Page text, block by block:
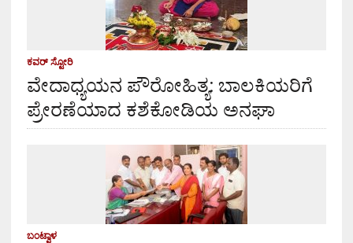
ಕವರ್ ಸ್ಟೋರಿ
ವೇದಾಧ್ಯಯನ ಪೌರೋಹಿತ್ಯ: ಬಾಲಕಿಯರಿಗೆ
ಪ್ರೇರಣೆಯಾದ ಕಶೆಕೋಡಿಯ ಅನಘಾ
ಬಂಟ್ವಾಳ